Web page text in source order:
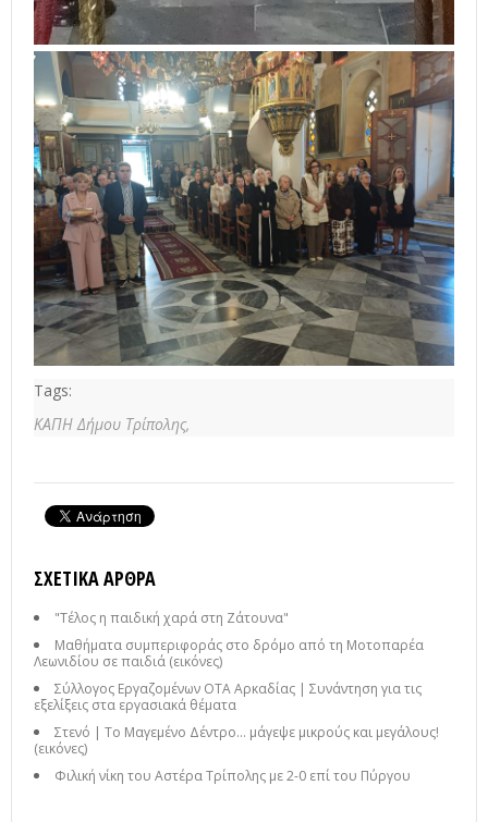
Tags:
ΚΑΠΗ Δήμου Τρίπολης,
ΣΧΕΤΙΚΆ ΆΡΘΡΑ
"Τέλος η παιδική χαρά στη Ζάτουνα"
Μαθήματα συμπεριφοράς στο δρόμο από τη Μοτοπαρέα
Λεωνιδίου σε παιδιά (εικόνες)
Σύλλογος Εργαζομένων ΟΤΑ Αρκαδίας | Συνάντηση για τις
εξελίξεις στα εργασιακά θέματα
Στενό | Το Μαγεμένο Δέντρο… μάγεψε μικρούς και μεγάλους!
(εικόνες)
Φιλική νίκη του Αστέρα Τρίπολης με 2-0 επί του Πύργου